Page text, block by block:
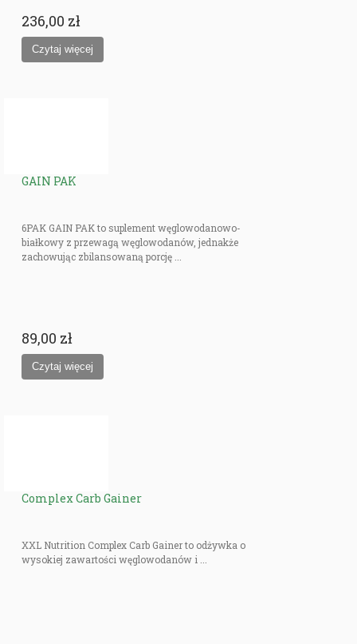
236,00 zł
GAIN PAK
6PAK GAIN PAK to suplement węglowodanowo-
białkowy z przewagą węglowodanów, jednakże
zachowując zbilansowaną porcję ...
89,00 zł
Complex Carb Gainer
XXL Nutrition Complex Carb Gainer to odżywka o
wysokiej zawartości węglowodanów i ...